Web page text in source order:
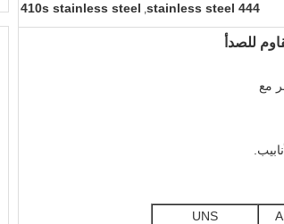
444 stainless steel
,
410s stainless steel
UNS